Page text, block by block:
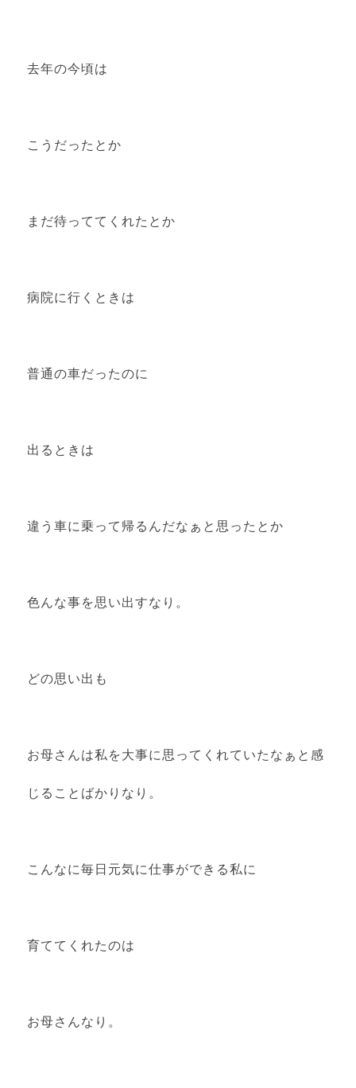
去年の今頃は
こうだったとか
まだ待っててくれたとか
病院に行くときは
普通の車だったのに
出るときは
違う車に乗って帰るんだなぁと思ったとか
色んな事を思い出すなり。
どの思い出も
お母さんは私を大事に思ってくれていたなぁと感
じることばかりなり。
こんなに毎日元気に仕事ができる私に
育ててくれたのは
お母さんなり。